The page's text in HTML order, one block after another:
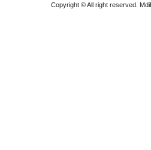
Copyright © All right reserved.